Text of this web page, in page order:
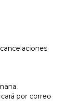
por correo